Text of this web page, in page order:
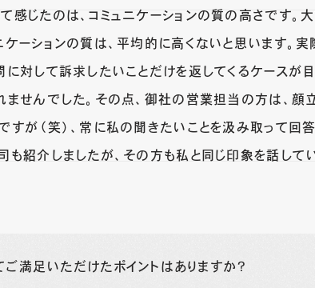
感じたのは、コミュニケーションの質の高さです。
ケーションの質は、平均的に高くないと思います。実
に対して訴求したいことだけを返してくるケースが目
ませんでした。その点、御社の営業担当の方は、顔
すが（笑）、常に私の聞きたいことを汲み取って回
も紹介しましたが、その方も私と同じ印象を話してい
満足いただけたポイントはありますか？